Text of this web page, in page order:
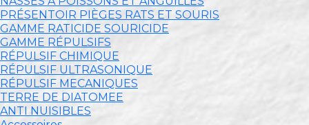
PRÉSENTOIR PIÈGES RATS ET SOURIS
GAMME RATICIDE SOURICIDE
GAMME RÉPULSIFS
RÉPULSIF CHIMIQUE
RÉPULSIF ULTRASONIQUE
RÉPULSIF MECANIQUES
TERRE DE DIATOMEE
ANTI NUISIBLES